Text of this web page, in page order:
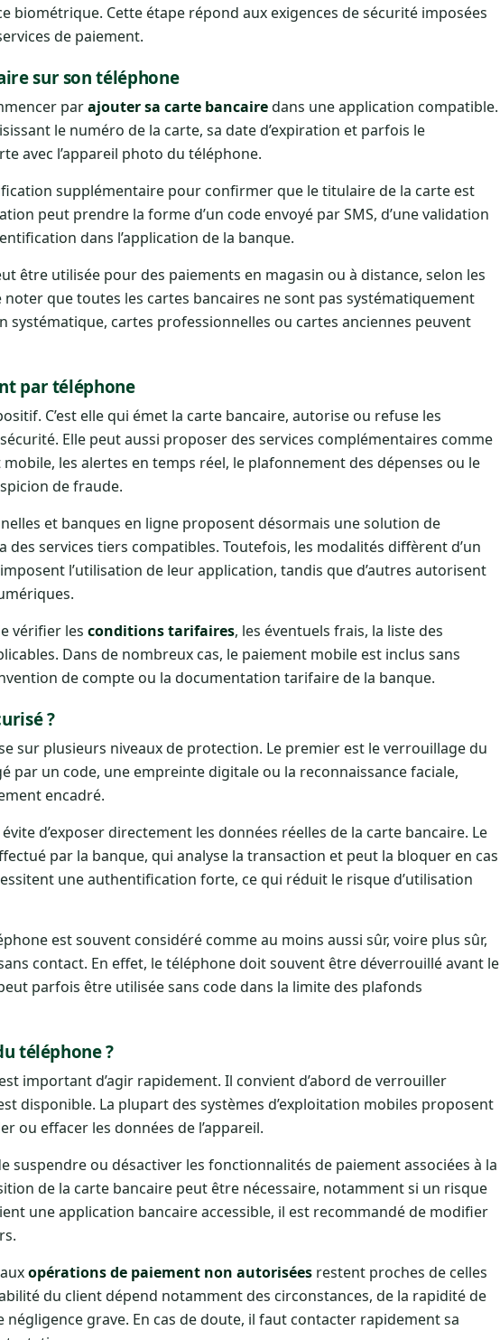
biométrique. Cette étape répond aux exigences de sécurité imposées
de paiement.
sur son téléphone
parajouter sa carte bancairedans une application compatible.
le numéro de la carte, sa date d’expiration et parfois le
avec l’appareil photo du téléphone.
supplémentaire pour confirmer que le titulaire de la carte est
peut prendre la forme d’un code envoyé par SMS, d’une validation
dans l’application de la banque.
être utilisée pour des paiements en magasin ou à distance, selon les
que toutes les cartes bancaires ne sont pas systématiquement
systématique, cartes professionnelles ou cartes anciennes peuvent
par téléphone
C’est elle qui émet la carte bancaire, autorise ou refuse les
Elle peut aussi proposer des services complémentaires comme
les alertes en temps réel, le plafonnement des dépenses ou le
de fraude.
et banques en ligne proposent désormais une solution de
services tiers compatibles. Toutefois, les modalités diffèrent d’un
l’utilisation de leur application, tandis que d’autres autorisent
vérifier les conditions tarifaires, les éventuels frais, la liste des
Dans de nombreux cas, le paiement mobile est inclus sans
de compte ou la documentation tarifaire de la banque.
?
sur plusieurs niveaux de protection. Le premier est le verrouillage du
par un code, une empreinte digitale ou la reconnaissance faciale,
encadré.
d’exposer directement les données réelles de la carte bancaire. Le
par la banque, qui analyse la transaction et peut la bloquer en cas
une authentification forte, ce qui réduit le risque d’utilisation
est souvent considéré comme au moins aussi sûr, voire plus sûr,
contact. En effet, le téléphone doit souvent être déverrouillé avant le
parfois être utilisée sans code dans la limite des plafonds
téléphone ?
important d’agir rapidement. Il convient d’abord de verrouiller
disponible. La plupart des systèmes d’exploitation mobiles proposent
ou effacer les données de l’appareil.
suspendre ou désactiver les fonctionnalités de paiement associées à la
de la carte bancaire peut être nécessaire, notamment si un risque
une application bancaire accessible, il est recommandé de modifier
opérations de paiement non autorisées restent proches de celles
du client dépend notamment des circonstances, de la rapidité de
négligence grave. En cas de doute, il faut contacter rapidement sa